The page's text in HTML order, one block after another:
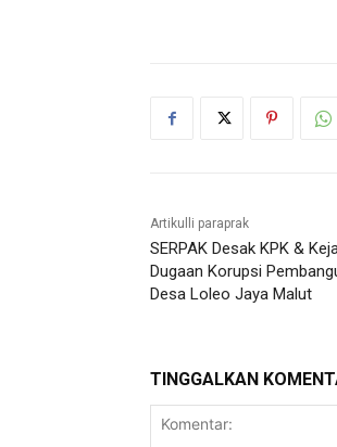
Artikulli paraprak
SERPAK Desak KPK &
Dugaan Korupsi
Desa Loleo Jaya Malut
TINGGALKAN